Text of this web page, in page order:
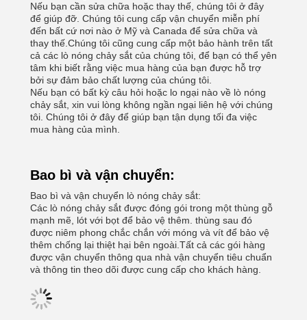
Nếu bạn cần sửa chữa hoặc thay thế, chúng tôi ở đây
để giúp đỡ. Chúng tôi cung cấp vận chuyển miễn phí
đến bất cứ nơi nào ở Mỹ và Canada để sửa chữa và
thay thế.Chúng tôi cũng cung cấp một bảo hành trên tất
cả các lò nóng chảy sắt của chúng tôi, để bạn có thể yên
tâm khi biết rằng việc mua hàng của bạn được hỗ trợ
bởi sự đảm bảo chất lượng của chúng tôi.
Nếu bạn có bất kỳ câu hỏi hoặc lo ngại nào về lò nóng
chảy sắt, xin vui lòng không ngần ngại liên hệ với chúng
tôi. Chúng tôi ở đây để giúp bạn tận dụng tối đa việc
mua hàng của mình.
Bao bì và vận chuyển:
Bao bì và vận chuyển lò nóng chảy sắt:
Các lò nóng chảy sắt được đóng gói trong một thùng gỗ
mạnh mẽ, lót với bọt để bảo vệ thêm. thùng sau đó
được niêm phong chắc chắn với móng và vít để bảo vệ
thêm chống lại thiệt hại bên ngoài.Tất cả các gói hàng
được vận chuyển thông qua nhà vận chuyển tiêu chuẩn
và thông tin theo dõi được cung cấp cho khách hàng.